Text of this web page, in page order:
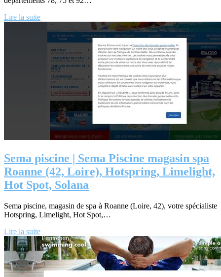
Lire la suite
Sema piscine | Sema Piscine magasin spa
Roanne (42, Loire), Hotspring, Limelight,
Hot Spot, Solana
Sema piscine, magasin de spa à Roanne (Loire, 42), votre spécialiste
Hotspring, Limelight, Hot Spot,…
Lire la suite